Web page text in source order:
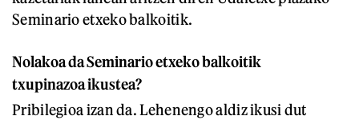
Seminario etxeko balkoitik.
Nolakoa da Seminario etxeko balkoitik
txupinazoa ikustea?
Pribilegioa izan da. Lehenengo aldiz ikusi dut